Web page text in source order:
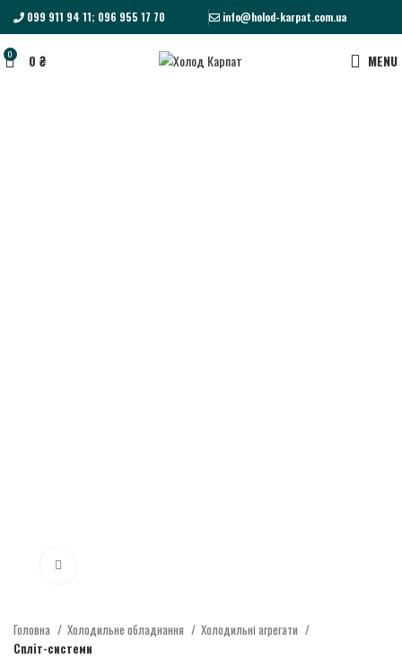
099 911 94 11; 096 955 17 70 info@holod-karpat.com.ua
0 0 ₴ MENU
Головна Холодильне обладнання
Холодильні агрегати
Спліт-системи